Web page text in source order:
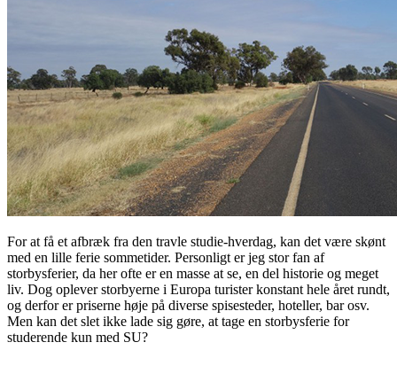
For at få et afbræk fra den travle studie-hverdag, kan det være skønt
med en lille ferie sommetider. Personligt er jeg stor fan af
storbysferier, da her ofte er en masse at se, en del historie og meget
liv. Dog oplever storbyerne i Europa turister konstant hele året rundt,
og derfor er priserne høje på diverse spisesteder, hoteller, bar osv.
Men kan det slet ikke lade sig gøre, at tage en storbysferie for
studerende kun med SU?